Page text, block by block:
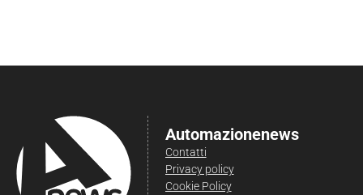
Automazionenews
Contatti
Privacy policy
Cookie Policy